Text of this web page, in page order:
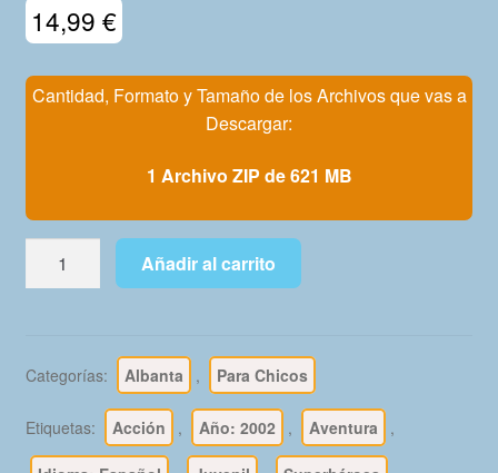
Mi Cuenta
14,99 €
Cantidad, Formato y Tamaño de los Archivos que vas a
Descargar:
1 Archivo ZIP de 621 MB
SPIDERMAN
1
–
Colección
Añadir al carrito
Categorías: Albanta , Para Chicos
Etiquetas: Acción , Año: 2002 , Aventura ,